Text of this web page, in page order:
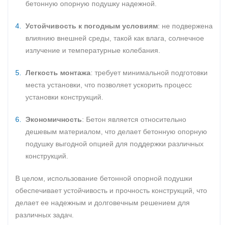
бетонную опорную подушку надежной.
Устойчивость к погодным условиям: не подвержена
влиянию внешней среды, такой как влага, солнечное
излучение и температурные колебания.
Легкость монтажа: требует минимальной подготовки
места установки, что позволяет ускорить процесс
установки конструкций.
Экономичность: Бетон является относительно
дешевым материалом, что делает бетонную опорную
подушку выгодной опцией для поддержки различных
конструкций.
В целом, использование бетонной опорной подушки
обеспечивает устойчивость и прочность конструкций, что
делает ее надежным и долговечным решением для
различных задач.